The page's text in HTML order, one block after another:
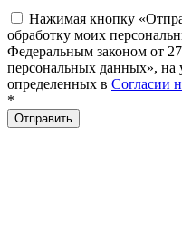
Нажимая кнопку
обработку моих
Федеральным законом от
персональных данных», на
определенных в Согласии
*
Отправить